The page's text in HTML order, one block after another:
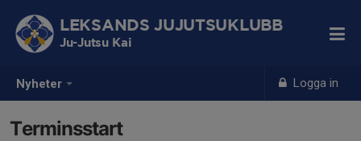
Nyheter Logga in
LEKSANDS JUJUTSUKLUBB
Ju-Jutsu Kai
Terminsstart